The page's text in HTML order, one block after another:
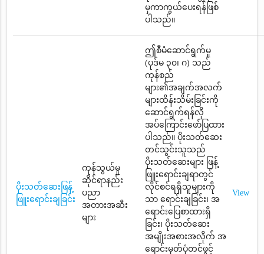
မှကာကွယ်ပေးရန်ဖြစ်
ပါသည်။
ပိုးသတ်ဆေးဖြန့်
ဖြူးရောင်းချခြင်း
ကုန်သွယ်မှု
ဆိုင်ရာနည်း
ပညာ
အတားအဆီး
များ
ဤစီမံဆောင်ရွက်မှု
(ပုဒ်မ ၃၀၊ ဂ) သည်
ကုန်စည်
များ၏အချက်အလက်
များထိန်းသိမ်းခြင်းကို
ဆောင်ရွက်ရန်လို
အပ်ကြောင်းဖော်ပြထား
ပါသည်။ ပိုးသတ်ဆေး
တင်သွင်းသူသည်
ပိုးသတ်ဆေးများ ဖြန့်
ဖြူးရောင်းချရာတွင်
လိုင်စင်ရရှိသူများကို
သာ ရောင်းချခြင်း၊ အ
ရောင်းပြေစာထားရှိ
ခြင်း၊ ပိုးသတ်ဆေး
အမျိုးအစားအလိုက် အ
ရောင်းမှတ်ပုံတင်ဖွင့်
View